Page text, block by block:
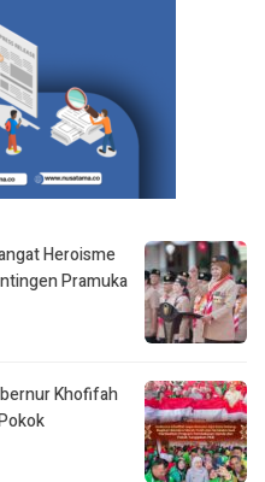
Heroisme
Pramuka
Khofifah